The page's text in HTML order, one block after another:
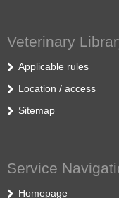
Veterinary
Applicable rules
Location / access
Sitemap
Service
Homepage